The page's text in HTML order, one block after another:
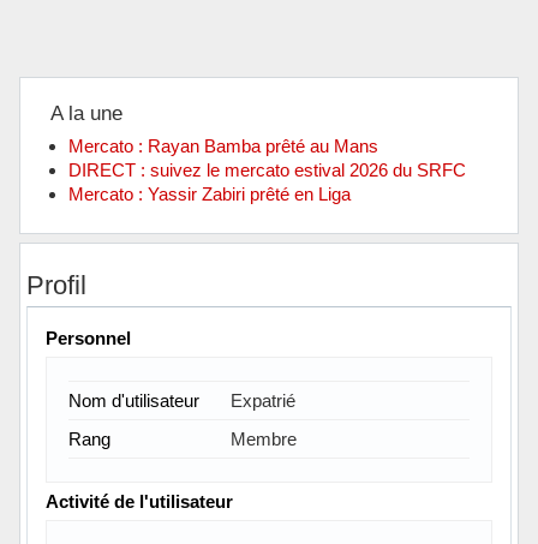
A la une
Mercato : Rayan Bamba prêté au Mans
DIRECT : suivez le mercato estival 2026 du SRFC
Mercato : Yassir Zabiri prêté en Liga
Profil
Personnel
Nom d'utilisateur
Expatrié
Rang
Membre
Activité de l'utilisateur